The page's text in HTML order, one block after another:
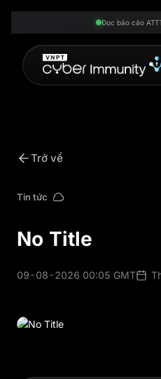
Đọc báo cáo
Trở về
Tin tức
No Title
09-08-2026 00:05 GMT